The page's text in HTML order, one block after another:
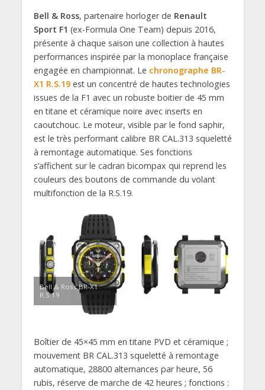
Bell & Ross, partenaire horloger de Renault
Sport F1 (ex-Formula One Team) depuis 2016,
présente à chaque saison une collection à hautes
performances inspirée par la monoplace française
engagée en championnat. Le chronographe BR-
X1 R.S.19est un concentré de hautes technologies
issues de la F1 avec un robuste boitier de 45 mm
en titane et céramique noire avec inserts en
caoutchouc. Le moteur, visible par le fond saphir,
est le très performant calibre BR CAL.313 squeletté
à remontage automatique. Ses fonctions
s’affichent sur le cadran bicompax qui reprend les
couleurs des boutons de commande du volant
multifonction de la R.S.19.
Bell & Ross BR-X1
R.S.19
Boîtier de 45×45 mm en titane PVD et céramique ;
mouvement BR CAL.313 squeletté à remontage
automatique, 28800 alternances par heure, 56
rubis, réserve de marche de 42 heures ; fonctions :